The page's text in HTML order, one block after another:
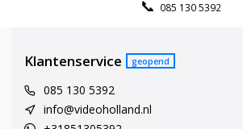
085 130 5392
Klantenservice geopend
085 130 5392
info@videoholland.nl